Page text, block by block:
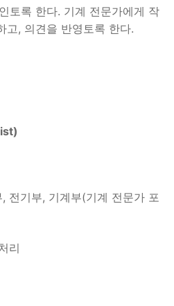
토록 한다. 기계 전문가에게 작
고, 의견을 반영토록 한다.
기부, 기계부(기계 전문가 포
리